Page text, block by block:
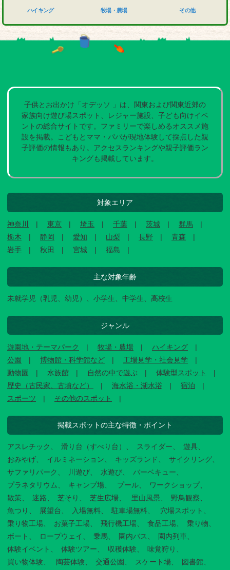
ハイキング 牧場・農場 その他
子供とお出かけ「オデッソ 」は、関東および関東近郊の
家族向け遊び場スポット、レジャー施設、子ども向けイベ
ントの総合サイトです。ファミリーで楽しめるオススメ施
設を掲載。こどもとママ・パパが現地体験して採点した親
子評価の情報もあり。アクセスランキングや親子評価ラン
キングも掲載しています。
対象エリア
神奈川 東京 埼玉 千葉 茨城
群馬
栃木
静岡 愛知 山梨 長野
青森
岩手
秋田 宮城 福島
主な対象年齢
未就学児（乳児、幼児）、小学生、中学生、高校生
ジャンル
遊園地・テーマパーク 牧場・農場
ハイキング
公園
博物館・科学館など
工場見学・社会見学
動物園
水族館 自然の中で遊ぶ
体験型スポット
歴史（古民家、古墳など）
海水浴・湖水浴
宿泊
スポーツ
その他のスポット
掲載スポットの主な特徴・ポイント
アスレチック 滑り台（すべり台） スライダー
遊具
おみやげ
イルミネーション キッズランド
サイクリング
サファリパーク
川遊び 水遊び
バーベキュー
プラネタリウム
キャンプ場 プール
ワークショップ
散策
迷路 芝そり 芝生広場 里山風景
野鳥観察
魚つり
展望台 入場無料 駐車場無料
穴場スポット
乗り物工場
お菓子工場 飛行機工場 食品工場
乗り物
ボート
ロープウェイ 乗馬 園内バス
園内列車
体験イベント
体験ツアー 収穫体験
味覚狩り
買い物体験
陶芸体験 交通公園 スケート場 図書館